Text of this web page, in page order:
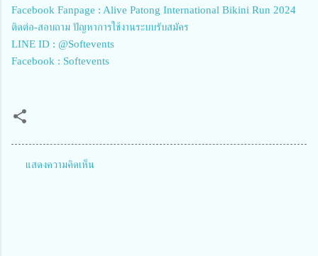
Facebook Fanpage : Alive Patong International Bikini Run 2024
ติดต่อ-สอบถาม ปัญหาการใช้งานระบบรับสมัคร
LINE ID : @Softevents
Facebook : Softevents
แสดงความคิดเห็น